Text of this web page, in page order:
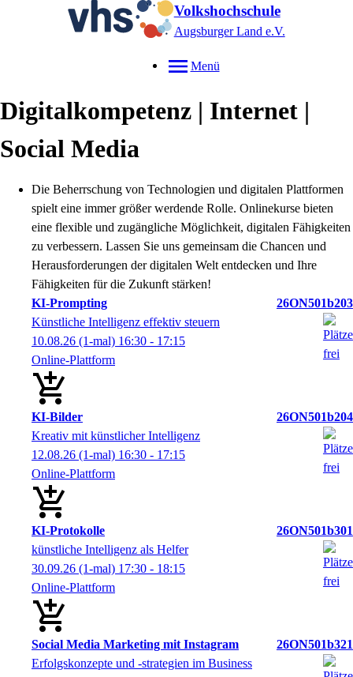
Volkshochschule
Augsburger Land e.V.
Menü
Digitalkompetenz | Internet |
Social Media
Die Beherrschung von Technologien und digitalen Plattformen
spielt eine immer größer werdende Rolle. Onlinekurse bieten
eine flexible und zugängliche Möglichkeit, digitalen Fähigkeiten
zu verbessern. Lassen Sie uns gemeinsam die Chancen und
Herausforderungen der digitalen Welt entdecken und Ihre
Fähigkeiten für die Zukunft stärken!
KI-Prompting
26ON501b203
Künstliche Intelligenz effektiv steuern
10.08.26 (1-mal) 16:30 - 17:15
Online-Plattform
KI-Bilder
26ON501b204
Kreativ mit künstlicher Intelligenz
12.08.26 (1-mal) 16:30 - 17:15
Online-Plattform
KI-Protokolle
26ON501b301
künstliche Intelligenz als Helfer
30.09.26 (1-mal) 17:30 - 18:15
Online-Plattform
Social Media Marketing mit Instagram
26ON501b321
Erfolgskonzepte und -strategien im Business